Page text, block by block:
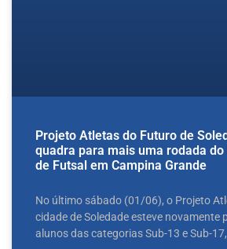
Projeto Atletas do Futuro de
quadra para mais uma rodada
de Futsal em Campina Grande
No último sábado (01/06), o Projeto
cidade de Soledade esteve novamente
alunos das categorias Sub-13 e Sub-